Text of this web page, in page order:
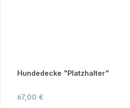
Hundedecke "Platzhalter"
Regulärer Preis:
67,00 €